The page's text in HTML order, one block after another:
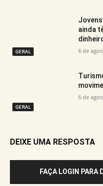
GERAL
ainda
6 de
GERAL
6 de
DEIXE UMA RESPOSTA
FAÇA LOGIN PARA